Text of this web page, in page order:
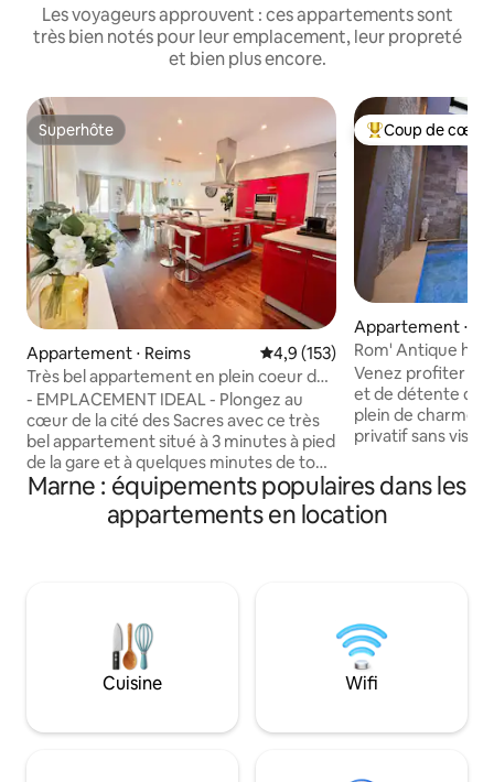
Les voyageurs approuvent : ces appartements sont
très bien notés pour leur emplacement, leur propreté
et bien plus encore.
Superhôte
Superhôte
Appartement ⋅ Reims Évaluation moyenne sur la
4,9 (153)
Très bel appartement en plein coeur de
Reims
- EMPLACEMENT IDEAL - Plongez au
cœur de la cité des Sacres avec ce très
bel appartement situé à 3 minutes à pied
de la gare et à quelques minutes de tous
les sites historiques et touristiques de la
de vie lumineuse donnant sur la célèbre
de Reims en famille, entre amis ou entre
Coups de cœur
Coup de cœur
Appartement ⋅
Rom' Antique
chaude
Venez profiter
et de détente
plein de charme
privatif sans vis à
(commerçante)
Buirette. Situé à deux pas de la place
d'Erlon, vous
vérifie le nombre
entrent.
Marne : équipements populaires dans les
appartements en location
Cuisine Wifi